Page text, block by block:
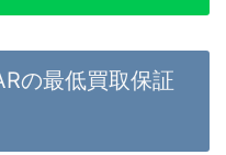
の最低買取保証